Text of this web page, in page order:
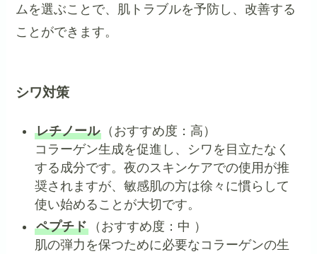
ムを選ぶことで、肌トラブルを予防し、改善する
ことができます。
シワ対策
レチノール （おすすめ度：高）
コラーゲン生成を促進し、シワを目立たなく
する成分です。夜のスキンケアでの使用が推
奨されますが、敏感肌の方は徐々に慣らして
使い始めることが大切です。
ペプチド （おすすめ度：中 ）
肌の弾力を保つために必要なコラーゲンの生